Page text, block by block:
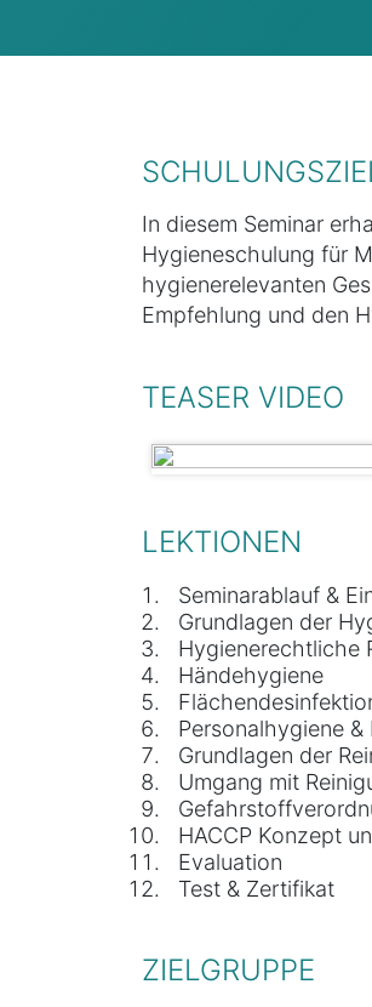
In diesem Seminar
Hygieneschulung für
hygienerelevanten
Empfehlung und den
TEASER VIDEO
LEKTIONEN
Seminarablauf &
Grundlagen der
Hygienerechtliche
Händehygiene
Personalhygiene
Grundlagen der
Umgang mit
HACCP Konzept
Evaluation
Test & Zertifikat
ZIELGRUPPE